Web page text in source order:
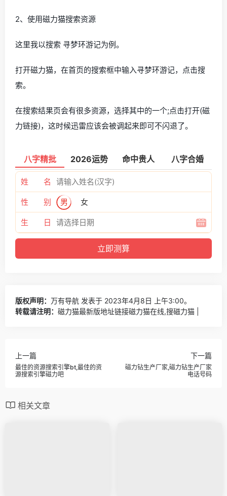
2、使用磁力猫搜索资源
这里我以搜索 寻梦环游记为例。
打开磁力猫，在首页的搜索框中输入寻梦环游记，点击搜
索。
在搜索结果页会有很多资源，选择其中的一个;点击打开(磁
力链接)，这时候迅雷应该会被调起来即可不闪退了。
八字精批 2026运势 命中贵人 八字合婚
姓 名
性 别 男 女
生 日
版权声明： 万有导航 发表于 2023年4月8日 上午3:00。
转载请注明： 磁力猫最新版地址链接磁力猫在线,搜磁力猫 |
上一篇
最佳的资源搜索引擎bt,最佳的资
源搜索引擎磁力吧
下一篇
磁力钻生产厂家,磁力钻生产厂家
电话号码
相关文章